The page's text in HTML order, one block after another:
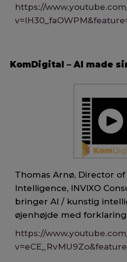
https://
KomDigital – AI made
Thomas Arnø, Director
Intelligence, INVIXO
bringer AI / kunstig
øjenhøjde med
https://